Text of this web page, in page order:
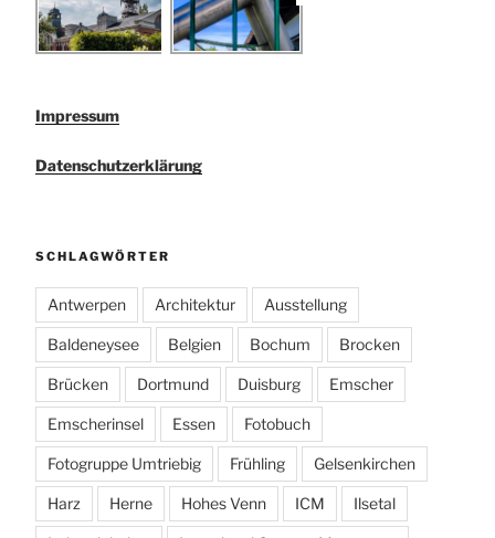
Impressum
Datenschutzerklärung
SCHLAGWÖRTER
Antwerpen Architektur Ausstellung
Baldeneysee Belgien Bochum Brocken
Brücken Dortmund Duisburg Emscher
Emscherinsel Essen Fotobuch
Fotogruppe Umtriebig Frühling Gelsenkirchen
Harz Herne Hohes Venn ICM Ilsetal